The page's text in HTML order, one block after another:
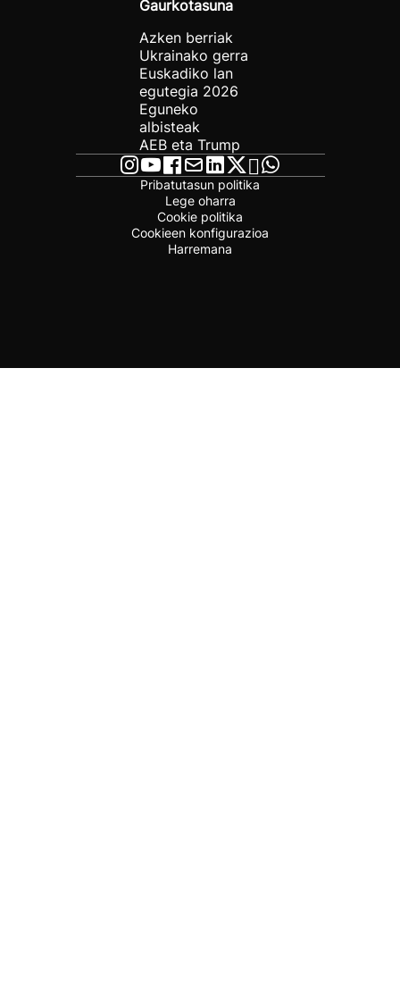
Gaurkotasuna
Azken berriak
Ukrainako gerra
Euskadiko lan
egutegia 2026
Eguneko
albisteak
AEB eta Trump
Pribatutasun politika
Lege oharra
Cookie politika
Cookieen konfigurazioa
Harremana